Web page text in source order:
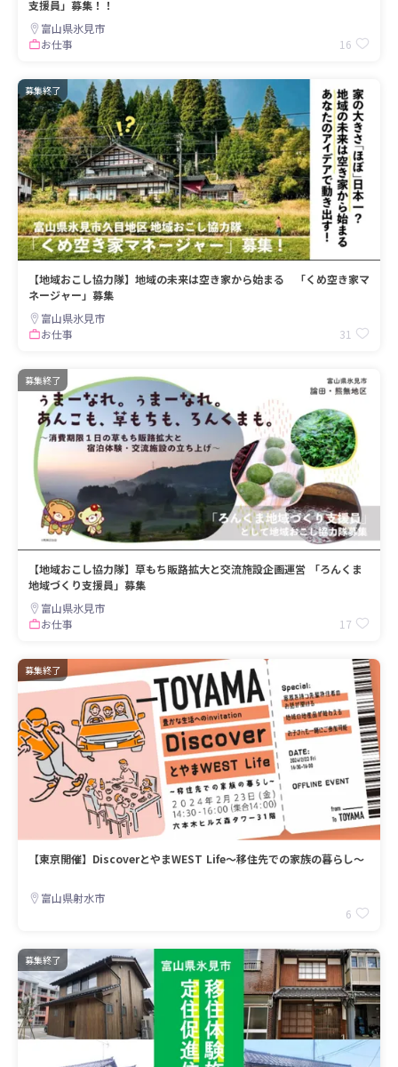
支援員」募集！！
富山県氷見市
お仕事
16
募集終了
【地域おこし協力隊】地域の未来は空き家から始まる 「くめ空き家マ
ネージャー」募集
富山県氷見市
お仕事
31
募集終了
【地域おこし協力隊】草もち販路拡大と交流施設企画運営 「ろんくま
地域づくり支援員」募集
富山県氷見市
お仕事
17
募集終了
【東京開催】DiscoverとやまWEST Life～移住先での家族の暮らし～
富山県射水市
6
募集終了